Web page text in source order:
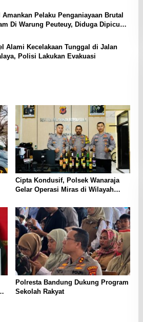
Pelaku Penganiayaan Brutal
Di Warung Peuteuy, Diduga Dipicu
Alami Kecelakaan Tunggal di Jalan
Polisi Lakukan Evakuasi
Cipta Kondusif, Polsek Wanaraja
Gelar Operasi Miras di Wilayah
Polresta Bandung Dukung Program
Sekolah Rakyat